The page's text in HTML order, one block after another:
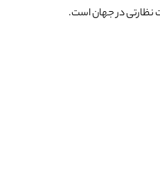
نظارتی در جهان است.